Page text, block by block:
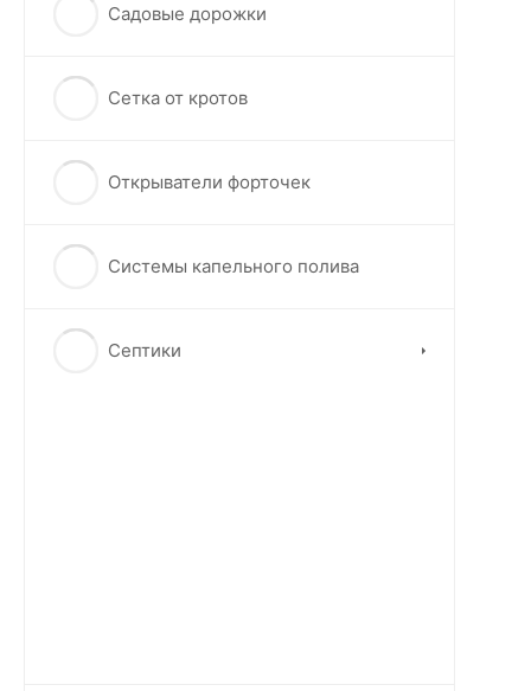
Садовые дорожки
Сетка от кротов
Открыватели форточек
Системы капельного полива
Септики